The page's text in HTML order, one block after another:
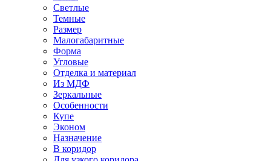
Светлые
Темные
Размер
Малогабаритные
Форма
Угловые
Отделка и материал
Из МДФ
Зеркальные
Особенности
Купе
Эконом
Назначение
В коридор